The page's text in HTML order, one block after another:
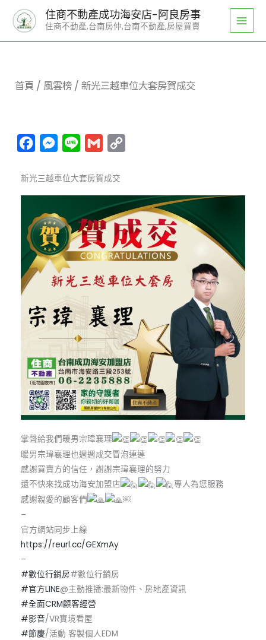
住商不動產成功海安店-阿良房事
住商不動產,台南房仲,台南不動產,房屋買賣
首頁 / 風雲榜 / 新光三越車位大套房賀成交
FacebookMessenger
Line Gmail
新光三越車位大套房賀成交
掌聲給我們暖男宗瑋襄理
暖男宗瑋襄理也週週成交冒泡連連
感謝買賣方的信任，謝謝宗瑋襄理的努力
還不快來找成功海安加盟店
專人為您服務
感謝親愛的顧客們
￼
–
官方網站同步上線
https://reurl.cc/GEXmAy
–
#數位行銷房#數位行銷房
#官方LINE@主動推播:最新物件、房地產資訊
#全面CRM顧客經營
#影音/VR實境看屋
#節慶/活動 客製個人EDM